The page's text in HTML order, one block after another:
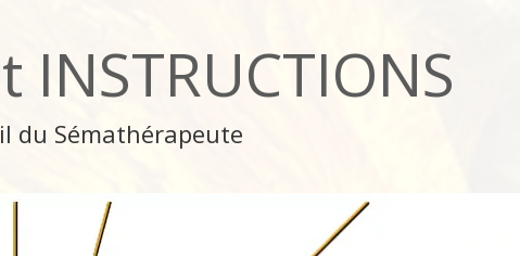
INSTRUCTIONS
du Sémathérapeute